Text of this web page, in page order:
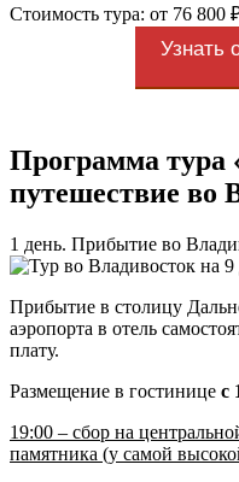
Стоимость тура: от 76 800
Узнать
Программа тура
путешествие во
1 день. Прибытие во
Прибытие в столицу
аэропорта в отель
плату.
Размещение в гостинице с
19:00 – сбор на
памятника (у самой